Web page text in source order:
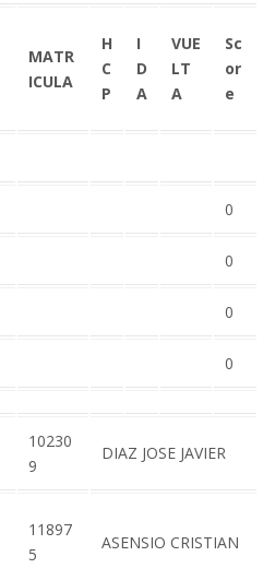
MATR
ICULA
H
C
P
I
D
A
VUE
LT
A
Sc
or
e
0
0
0
0
10230
9
DIAZ JOSE JAVIER
11897
5
ASENSIO CRISTIAN